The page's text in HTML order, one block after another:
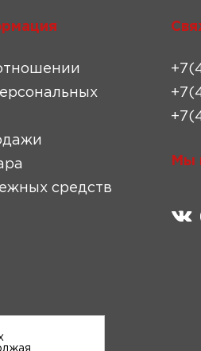
средств
Мы